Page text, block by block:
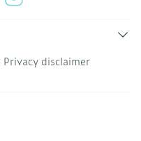
Privacy disclaimer